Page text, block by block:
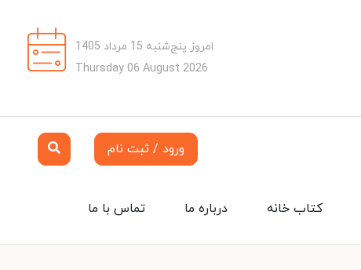
امروز پنج‌شنبه 15 مرداد 1405
Thursday 06 August 2026
ورود / ثبت نام
تماس با ما درباره ما کتاب خانه